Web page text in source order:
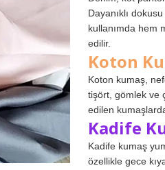
Dayanıklı
kullanımda hem
edilir.
Koton
Koton kumaş,
tişört, gömlek ve
edilen
Kadife
Kadife kumaş
özellikle gece